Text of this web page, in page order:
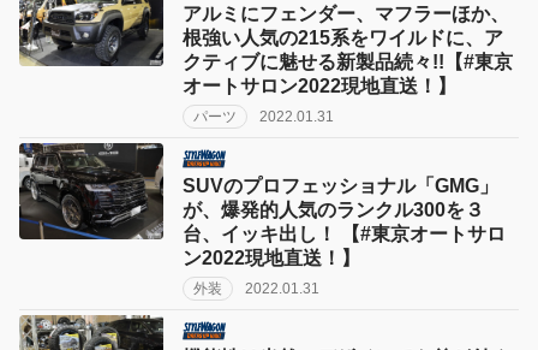
アルミにフェンダー、マフラーほか、
根強い人気の215系をワイルドに、ア
クティブに魅せる新製品続々!!【#東京
オートサロン2022現地直送！】
パーツ 2022.01.31
SUVのプロフェッショナル「GMG」
が、爆発的人気のランクル300を３
台、イッキ出し！ 【#東京オートサロ
ン2022現地直送！】
外装 2022.01.31